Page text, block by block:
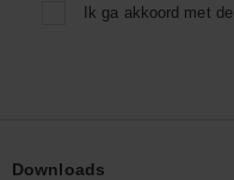
Ik ga akkoord met de
Downloads